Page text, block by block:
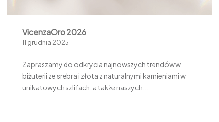
VicenzaOro 2026
11 grudnia 2025
Zapraszamy do odkrycia najnowszych trendów w
biżuterii ze srebra i złota z naturalnymi kamieniami w
unikatowych szlifach, a także naszych...